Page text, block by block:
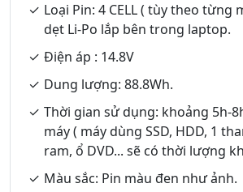
Loại Pin: 4 CELL ( tùy theo từng
dẹt Li-Po lắp bên trong laptop.
Điện áp : 14.8V
Dung lượng: 88.8Wh.
Thời gian sử dụng: khoảng 5h-
máy ( máy dùng SSD, HDD, 1
ram, ổ DVD... sẽ có thời lượng
Màu sắc: Pin màu đen như ảnh.